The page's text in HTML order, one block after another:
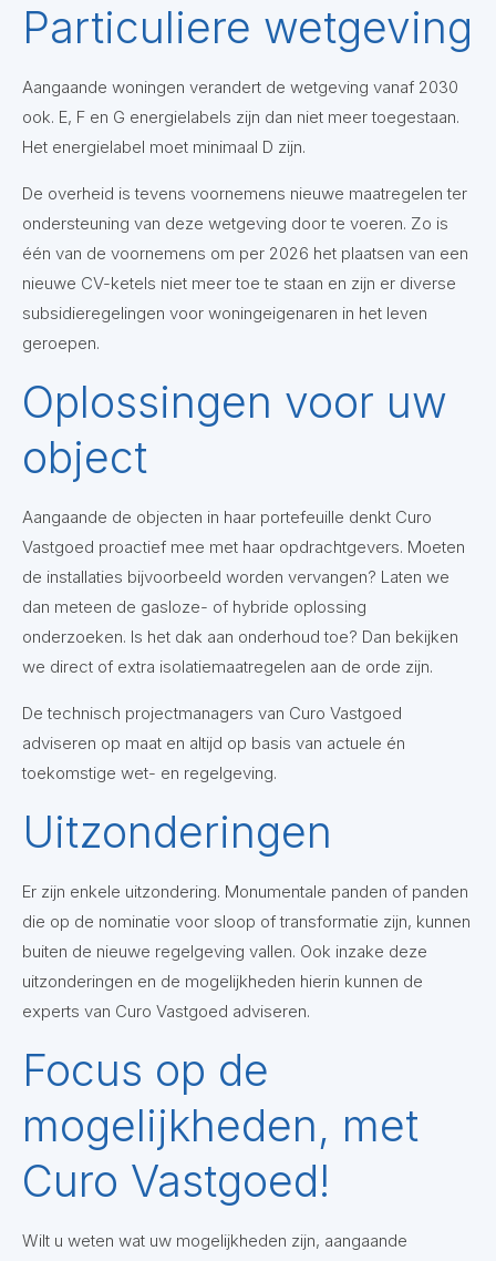
Particuliere wetgeving
Aangaande woningen verandert de wetgeving vanaf 2030
ook. E, F en G energielabels zijn dan niet meer toegestaan.
Het energielabel moet minimaal D zijn.
De overheid is tevens voornemens nieuwe maatregelen ter
ondersteuning van deze wetgeving door te voeren. Zo is
één van de voornemens om per 2026 het plaatsen van een
nieuwe CV-ketels niet meer toe te staan en zijn er diverse
subsidieregelingen voor woningeigenaren in het leven
geroepen.
Oplossingen voor uw
object
Aangaande de objecten in haar portefeuille denkt Curo
Vastgoed proactief mee met haar opdrachtgevers. Moeten
de installaties bijvoorbeeld worden vervangen? Laten we
dan meteen de gasloze- of hybride oplossing
onderzoeken. Is het dak aan onderhoud toe? Dan bekijken
we direct of extra isolatiemaatregelen aan de orde zijn.
De technisch projectmanagers van Curo Vastgoed
adviseren op maat en altijd op basis van actuele én
toekomstige wet- en regelgeving.
Uitzonderingen
Er zijn enkele uitzondering. Monumentale panden of panden
die op de nominatie voor sloop of transformatie zijn, kunnen
buiten de nieuwe regelgeving vallen. Ook inzake deze
uitzonderingen en de mogelijkheden hierin kunnen de
experts van Curo Vastgoed adviseren.
Focus op de
mogelijkheden, met
Curo Vastgoed!
Wilt u weten wat uw mogelijkheden zijn, aangaande